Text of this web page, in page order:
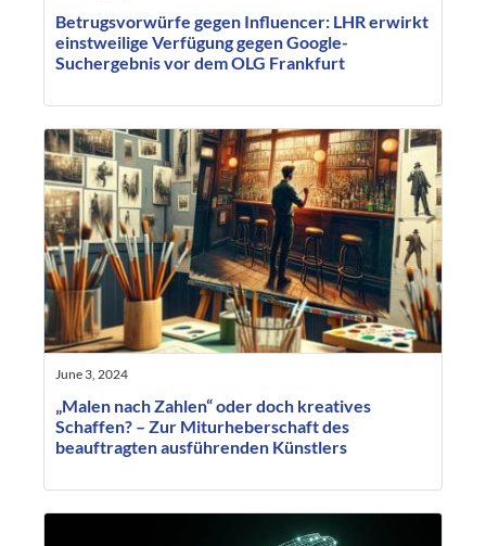
Betrugsvorwürfe gegen Influencer: LHR erwirkt
einstweilige Verfügung gegen Google-
Suchergebnis vor dem OLG Frankfurt
June 3, 2024
„Malen nach Zahlen“ oder doch kreatives
Schaffen? – Zur Miturheberschaft des
beauftragten ausführenden Künstlers